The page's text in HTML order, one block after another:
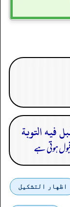
ہوتی ہے
اظهار التشكيل